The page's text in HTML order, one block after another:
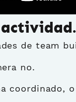
de team
no.
coordinado,